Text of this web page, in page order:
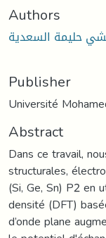
Authors
حليمة السعدية
Publisher
Université
Abstract
Dans ce travail,
structurales,
(Si, Ge, Sn) P2 en
densité (DFT)
d’onde plane